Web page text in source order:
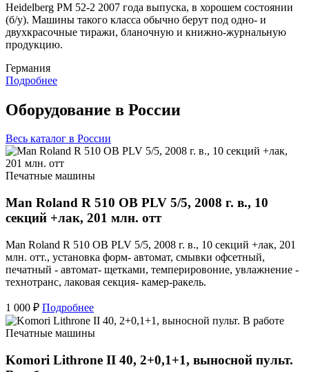
Heidelberg PM 52-2 2007 года выпуска, в хорошем состоянии
(б/у). Машины такого класса обычно берут под одно- и
двухкрасочные тиражи, бланочную и книжно-журнальную
продукцию.
Германия
Подробнее
Оборудование в России
Весь каталог в России
Печатные машины
Man Roland R 510 OB PLV 5/5, 2008 г. в., 10
секций +лак, 201 млн. отт
Man Roland R 510 OB PLV 5/5, 2008 г. в., 10 секций +лак, 201
млн. отт., установка форм- автомат, смывки офсетный,
печатный - автомат- щетками, темперировоние, увлажнение -
технотранс, лаковая секция- камер-ракель.
1 000 ₽ Подробнее
Печатные машины
Komori Lithrone II 40, 2+0,1+1, выносной пульт.